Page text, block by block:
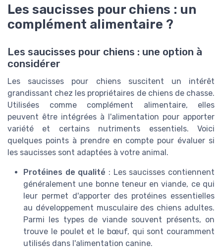
Les saucisses pour chiens : un
complément alimentaire ?
Les saucisses pour chiens : une option à
considérer
Les saucisses pour chiens suscitent un intérêt
grandissant chez les propriétaires de chiens de chasse.
Utilisées comme complément alimentaire, elles
peuvent être intégrées à l'alimentation pour apporter
variété et certains nutriments essentiels. Voici
quelques points à prendre en compte pour évaluer si
les saucisses sont adaptées à votre animal.
Protéines de qualité : Les saucisses contiennent
généralement une bonne teneur en viande, ce qui
leur permet d'apporter des protéines essentielles
au développement musculaire des chiens adultes.
Parmi les types de viande souvent présents, on
trouve le poulet et le bœuf, qui sont couramment
utilisés dans l'alimentation canine.